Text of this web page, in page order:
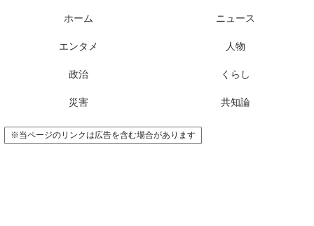
ホーム ニュース
エンタメ 人物
政治 くらし
災害 共知論
※当ページのリンクは広告を含む場合があります